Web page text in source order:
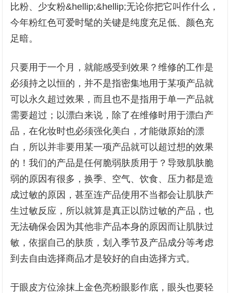
比粉、少女粉&hellip;&hellip;无论你把它叫作什么，
今年粉红色可爱时髦的关键是纯度充足低、颜色充
足暗。
只要用于一个月，就能感受到效果？维修的工作是
必须持之以恒的，并不是指密集地用于某项产品就
可以永久超过效果，而且也不是指用于单一产品就
需要超过；以漂白来说，除了在维修时用于漂白产
品，在化妆时也必须强化美白，才能做原始的漂
白，所以并非要用某一项产品就可以超过想的效果
的！我们的产品是任何脆弱肤质用于？导致肌肤脆
弱的原因有很多，换季、空气、饮食、压力都是造
成过敏的原因，甚至连产品使用不当都会让肌肤产
生过敏反应，所以就算是真正以防过敏的产品，也
无法确保会因为其他非产品本身的原因而让肌肤过
敏，依据自己的肤质，划入季节及产品成分等考虑
到去自由选择商品才是较好的自由选择方式。
于眼皮方位涂抹上金色亮粉眼影作底，眼头也要轻